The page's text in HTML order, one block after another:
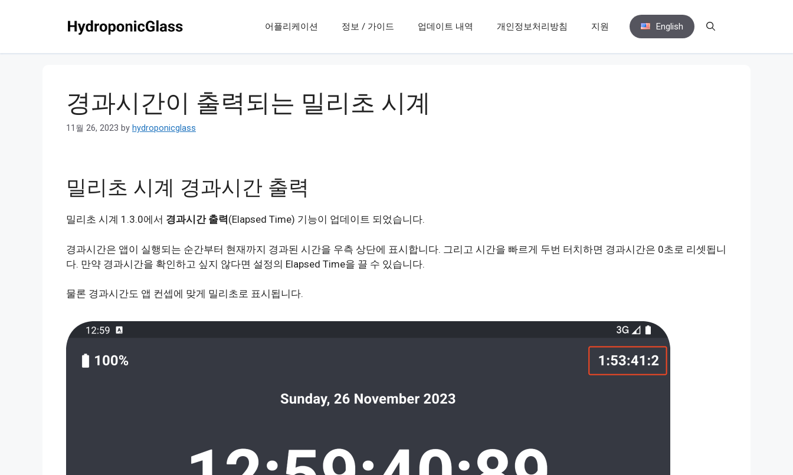
어플리케이션 정보 / 가이드 업데이트 내역 개인정보처리방침 지원 English
경과시간이 출력되는 밀리초 시계
11월 26, 2023 by hydroponicglass
밀리초 시계 경과시간 출력
밀리초 시계 1.3.0에서 경과시간 출력(Elapsed Time) 기능이 업데이트 되었습니다.
경과시간은 앱이 실행되는 순간부터 현재까지 경과된 시간을 우측 상단에 표시합니다. 그리고 시간을 빠르게 두번 터치하면 경과시간은 0초로 리셋됩니
다. 만약 경과시간을 확인하고 싶지 않다면 설정의 Elapsed Time을 끌 수 있습니다.
물론 경과시간도 앱 컨셉에 맞게 밀리초로 표시됩니다.